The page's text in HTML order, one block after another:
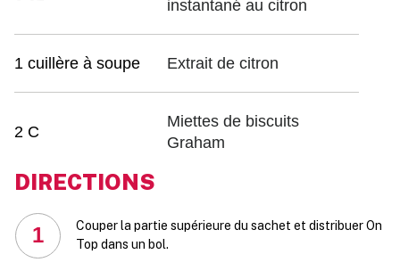
instantané au citron
1 cuillère à soupe Extrait de citron
2 C
Miettes de biscuits
Graham
DIRECTIONS
1
Couper la partie supérieure du sachet et distribuer On
Top dans un bol.